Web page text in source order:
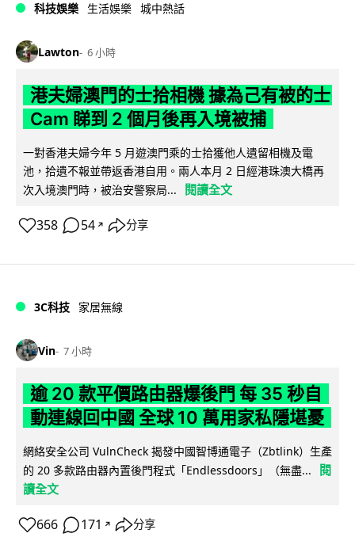
科技娛樂 生活娛樂 城中熱話
Lawton 6 小時
港夫婦澳門的士拾相機 據為己有被的士
Cam 睇到 2 個月後再入境被捕
一對香港夫婦今年 5 月遊澳門乘的士拾獲他人遺留相機及電
池，拾遺不報並帶返香港自用。兩人本月 2 日經港珠澳大橋再
次入境澳門時，被治安警察局...
閱讀全文
358 54 ↗ 分享
3C科技 家居無線
Vin 7 小時
逾 20 款平價路由器爆後門 每 35 秒自
動連線回中國 全球 10 萬用家私隱堪憂
網絡安全公司 VulnCheck 揭發中國智博通電子（Zbtlink）生產
的 20 多款路由器內置後門程式「Endlessdoors」（無盡...
閱
讀全文
666 171 ↗ 分享